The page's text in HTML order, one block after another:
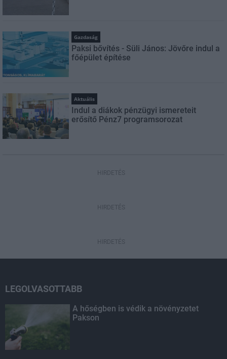
Gazdaság
Paksi bővítés - Süli János: Jövőre indul a
főépület építése
Aktuális
Indul a diákok pénzügyi ismereteit
erősítő Pénz7 programsorozat
HIRDETÉS
HIRDETÉS
HIRDETÉS
LEGOLVASOTTABB
A hőségben is védik a növényzetet
Pakson